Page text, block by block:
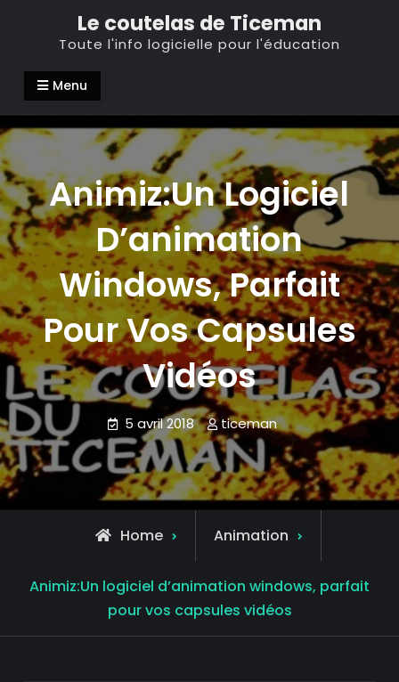
Le coutelas de Ticeman
Toute l'info logicielle pour l'éducation
Menu
Animiz:Un Logiciel
D’animation
Windows, Parfait
Pour Vos Capsules
Vidéos
5 avril 2018 ticeman
Home Animation
Animiz:Un logiciel d’animation windows, parfait
pour vos capsules vidéos